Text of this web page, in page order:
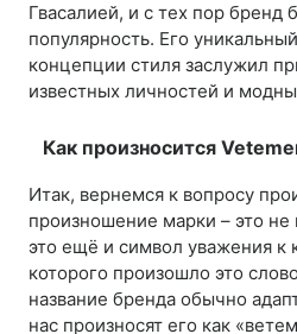
Гвасалией, и с тех пор бренд
популярность. Его
концепции стиля заслужил
известных личностей и
Как произносится
Итак, вернемся к вопросу
произношение марки – это не
это ещё и символ уважения к
которого произошло это
название бренда обычно
нас произносят его как